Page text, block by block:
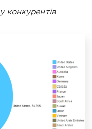
конкурентів